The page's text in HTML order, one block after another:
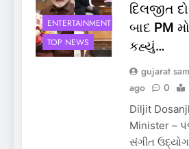
ENTERTAINMENT
TOP NEWS
દિલજીત
બાદ PM
કહ્યું…
gujarat
ago
0
Diljit
Minister –
સંગીત